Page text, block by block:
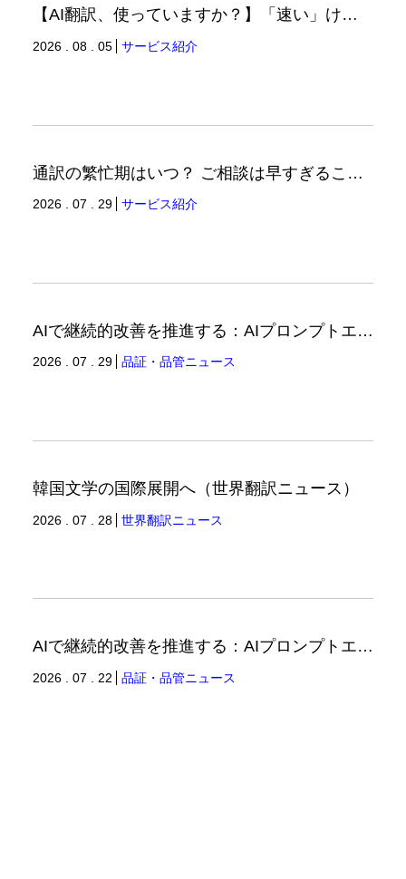
【AI翻訳、使っていますか？】「速い」けど「正しい」は別の話（翻訳ブログ）
2026 . 08 . 05 サービス紹介
通訳の繁忙期はいつ？ ご相談は早すぎることはありません。（通訳ブログ）
2026 . 07 . 29 サービス紹介
AIで継続的改善を推進する：AIプロンプトエンジニアリングへの品質思考の適用-3（品証品管ニュース）
2026 . 07 . 29 品証・品管ニュース
韓国文学の国際展開へ（世界翻訳ニュース）
2026 . 07 . 28 世界翻訳ニュース
AIで継続的改善を推進する：AIプロンプトエンジニアリングへの品質思考の適用-2（品証品管ニュース）
2026 . 07 . 22 品証・品管ニュース